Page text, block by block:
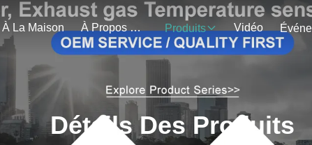
À La Maison À Propos De Nous Produits Vidéo
Détails Des Produits